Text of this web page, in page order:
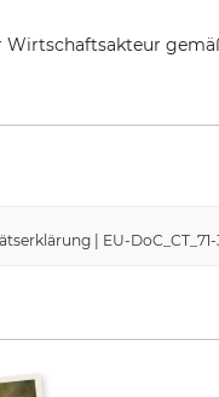
| EU-